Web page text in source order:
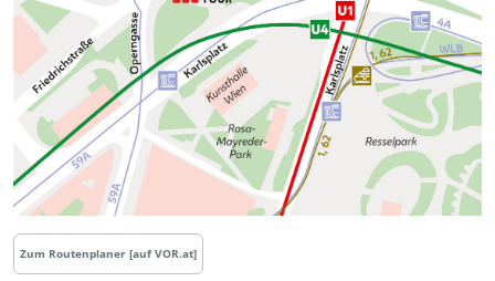
Zum Routenplaner [auf VOR.at]